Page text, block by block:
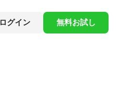
ログイン 無料お試し